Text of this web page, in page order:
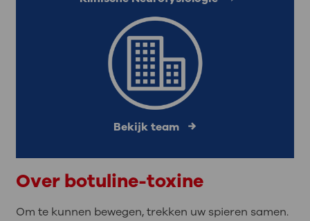
Bekijk team
Over botuline-toxine
Om te kunnen bewegen, trekken uw spieren samen.